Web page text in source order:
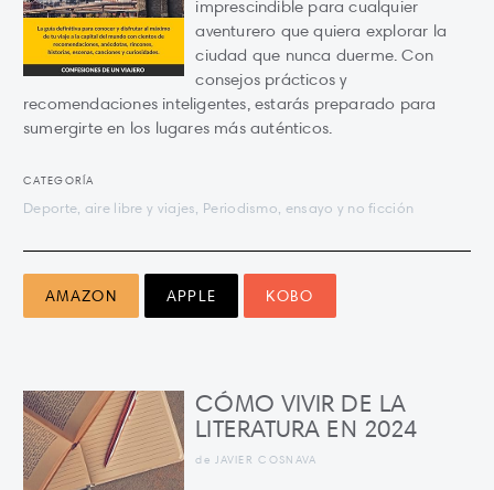
imprescindible para cualquier
aventurero que quiera explorar la
ciudad que nunca duerme. Con
consejos prácticos y
recomendaciones inteligentes, estarás preparado para
sumergirte en los lugares más auténticos.
CATEGORÍA
Deporte, aire libre y viajes, Periodismo, ensayo y no ficción
AMAZON APPLE KOBO
CÓMO VIVIR DE LA
LITERATURA EN 2024
de JAVIER COSNAVA